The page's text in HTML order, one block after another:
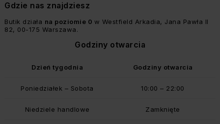
Gdzie nas znajdziesz
Butik działa na poziomie 0 w Westfield Arkadia, Jana Pawła II
82, 00-175 Warszawa.
Godziny otwarcia
Dzień tygodnia Godziny otwarcia
Poniedziałek – Sobota 10:00 – 22:00
Niedziele handlowe Zamknięte